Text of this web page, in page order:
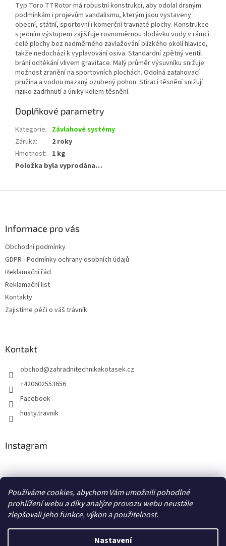
Používáme cookies, abychom Vám umožnili pohodlné
prohlížení webu a díky analýze provozu webu neustále
zlepšovali jeho funkce, výkon a použitelnost.
Nastavení
Typ Toro T7 Rotor má robustní konstrukci, aby odolal drsným
podmínkám i projevům vandalismu, kterým jsou vystaveny
obecní, státní, sportovní i komerční travnaté plochy. Konstrukce
s jedním výstupem zajišťuje rovnoměrnou dodávku vody v rámci
celé plochy bez nadměrného zavlažování blízkého okolí hlavice,
takže nedochází k vyplavování osiva. Standardní zpětný ventil
brání odtékání vlivem gravitace. Malý průměr výsuvníku snižuje
možnost zranění na sportovních plochách. Odolná zatahovací
pružina a vodou mazaný ozubený pohon. Stírací těsnění snižují
riziko zadrhnutí a úniky kolem těsnění.
Doplňkové parametry
Kategorie: Závlahové systémy
Záruka:
2 roky
Hmotnost:
1 kg
Položka byla vyprodána…
Informace pro vás
Obchodní podmínky
GDPR - Podmínky ochrany osobních údajů
Reklamační řád
Reklamační list
Kontakty
Zajistíme péči o váš trávník
Kontakt
obchod@zahradnitechnikakotasek.cz
+420602553656
Facebook
husty.travnik
Instagram